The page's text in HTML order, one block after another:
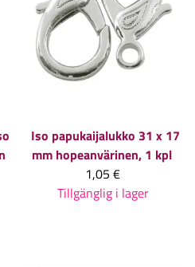
Iso papukaijalukko 31 x 17
mm hopeanvärinen, 1 kpl
1,05 €
Tillgänglig i lager